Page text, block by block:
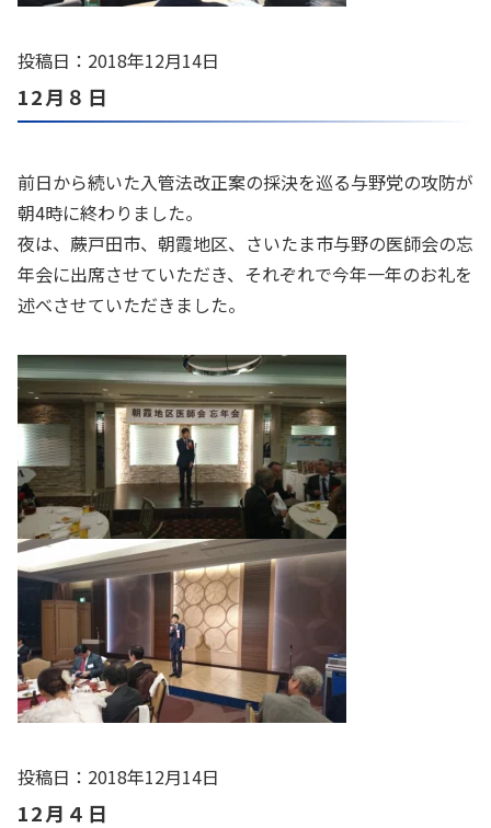
投稿日：2018年12月14日
12月８日
前日から続いた入管法改正案の採決を巡る与野党の攻防が
朝4時に終わりました。
夜は、蕨戸田市、朝霞地区、さいたま市与野の医師会の忘
年会に出席させていただき、それぞれで今年一年のお礼を
述べさせていただきました。
投稿日：2018年12月14日
12月４日